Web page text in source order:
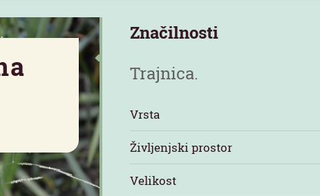
Značilnosti
Trajnica.
Vrsta
Življenjski prostor
Velikost